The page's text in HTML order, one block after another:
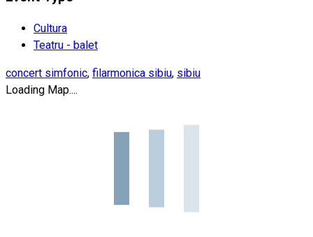
Cultura
Teatru - balet
concert simfonic, filarmonica sibiu, sibiu
Loading Map....